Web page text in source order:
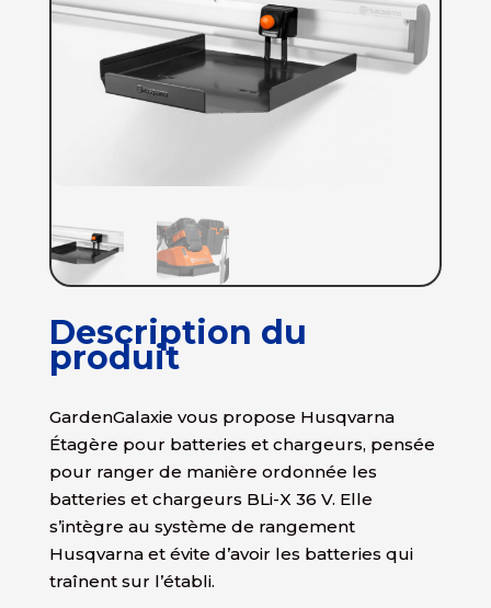
Description du
produit
GardenGalaxie vous propose Husqvarna
Étagère pour batteries et chargeurs, pensée
pour ranger de manière ordonnée les
batteries et chargeurs BLi-X 36 V. Elle
s’intègre au système de rangement
Husqvarna et évite d’avoir les batteries qui
traînent sur l’établi.